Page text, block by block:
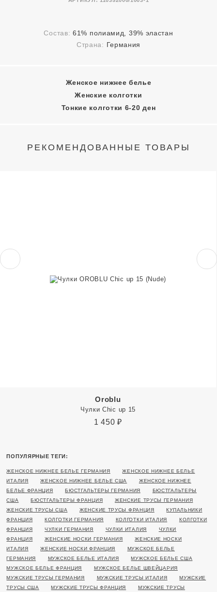
Состав:61% полиамид, 39% эластан
Страна: Германия
Женское нижнее белье
Женские колготки
Тонкие колготки 6-20 ден
РЕКОМЕНДОВАННЫЕ ТОВАРЫ
Oroblu
Чулки Chic up 15
1 450 ₽
ПОПУЛЯРНЫЕ ТЕГИ:
ЖЕНСКОЕ НИЖНЕЕ БЕЛЬЕ ГЕРМАНИЯ
ЖЕНСКОЕ НИЖНЕЕ БЕЛЬЕ
ИТАЛИЯ
ЖЕНСКОЕ НИЖНЕЕ БЕЛЬЕ США
ЖЕНСКОЕ НИЖНЕЕ
БЕЛЬЕ ФРАНЦИЯ
БЮСТГАЛЬТЕРЫ ГЕРМАНИЯ
БЮСТГАЛЬТЕРЫ
США
БЮСТГАЛЬТЕРЫ ФРАНЦИЯ
ЖЕНСКИЕ ТРУСЫ ГЕРМАНИЯ
ЖЕНСКИЕ ТРУСЫ США
ЖЕНСКИЕ ТРУСЫ ФРАНЦИЯ
КУПАЛЬНИКИ
ФРАНЦИЯ
КОЛГОТКИ ГЕРМАНИЯ КОЛГОТКИ ИТАЛИЯ
КОЛГОТКИ
ФРАНЦИЯ
ЧУЛКИ ГЕРМАНИЯ ЧУЛКИ ИТАЛИЯ
ЧУЛКИ
ФРАНЦИЯ
ЖЕНСКИЕ НОСКИ ГЕРМАНИЯ
ЖЕНСКИЕ НОСКИ
ИТАЛИЯ
ЖЕНСКИЕ НОСКИ ФРАНЦИЯ
МУЖСКОЕ БЕЛЬЕ
ГЕРМАНИЯ
МУЖСКОЕ БЕЛЬЕ ИТАЛИЯ
МУЖСКОЕ БЕЛЬЕ США
МУЖСКОЕ БЕЛЬЕ ФРАНЦИЯ
МУЖСКОЕ БЕЛЬЕ ШВЕЙЦАРИЯ
МУЖСКИЕ ТРУСЫ ГЕРМАНИЯ
МУЖСКИЕ ТРУСЫ ИТАЛИЯ
МУЖСКИЕ
ТРУСЫ США
МУЖСКИЕ ТРУСЫ ФРАНЦИЯ
МУЖСКИЕ ТРУСЫ